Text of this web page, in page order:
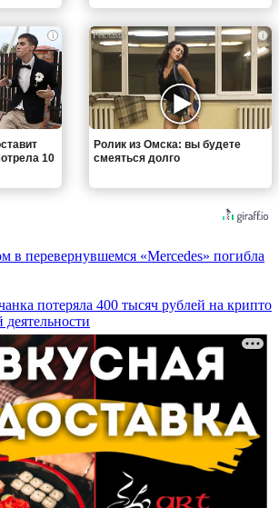
i
10
i
Ролик из Омска: вы будете
смеяться долго
в перевернувшемся «Mercedes» погибла
потеряла 400 тысяч рублей на крипто